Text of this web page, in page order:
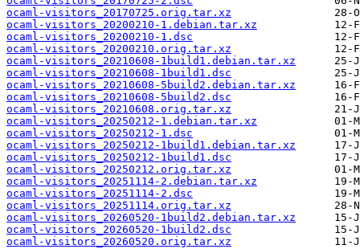
ocaml-visitors_20170725.orig.tar.xz
ocaml-visitors_20200210-1.debian.tar.xz
ocaml-visitors_20200210-1.dsc
ocaml-visitors_20200210.orig.tar.xz
ocaml-visitors_20210608-1build1.debian.tar.xz
ocaml-visitors_20210608-1build1.dsc
ocaml-visitors_20210608-5build2.debian.tar.xz
ocaml-visitors_20210608-5build2.dsc
ocaml-visitors_20210608.orig.tar.xz
ocaml-visitors_20250212-1.debian.tar.xz
ocaml-visitors_20250212-1.dsc
ocaml-visitors_20250212-1build1.debian.tar.xz
ocaml-visitors_20250212-1build1.dsc
ocaml-visitors_20250212.orig.tar.xz
ocaml-visitors_20251114-2.debian.tar.xz
ocaml-visitors_20251114-2.dsc
ocaml-visitors_20251114.orig.tar.xz
ocaml-visitors_20260520-1build2.debian.tar.xz
ocaml-visitors_20260520-1build2.dsc
ocaml-visitors_20260520.orig.tar.xz